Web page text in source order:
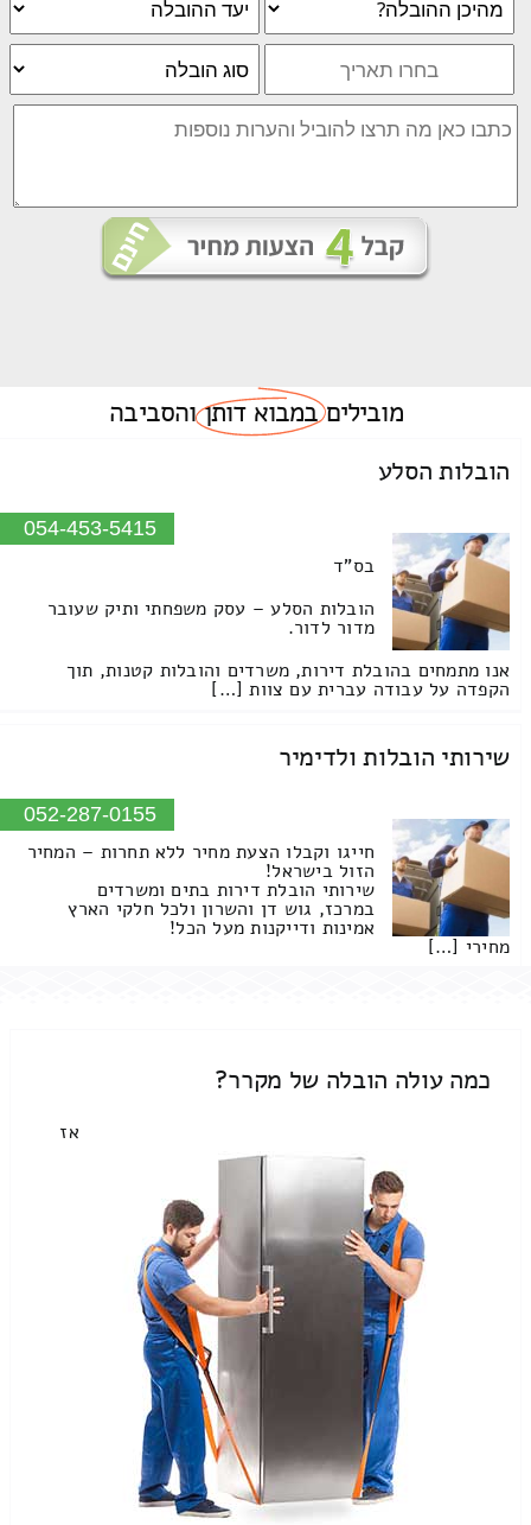
מוביליםבמבוא דותןוהסביבה
הובלות הסלע
054-453-5415
בס"ד
הובלות הסלע – עסק משפחתי ותיק שעובר
מדור לדור.
אנו מתמחים בהובלת דירות, משרדים והובלות קטנות, תוך
הקפדה על עבודה עברית עם צוות […]
שירותי הובלות ולדימיר
052-287-0155
חייגו וקבלו הצעת מחיר ללא תחרות – המחיר
הזול בישראל!
שירותי הובלת דירות בתים ומשרדים
במרכז, גוש דן והשרון ולכל חלקי הארץ
אמינות ודייקנות מעל הכל!
מחירי […]
כמה עולה הובלה של מקרר?
אז